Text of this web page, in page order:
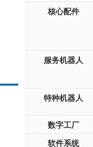
核心配件
服务机器人
特种机器人
数字工厂
软件系统